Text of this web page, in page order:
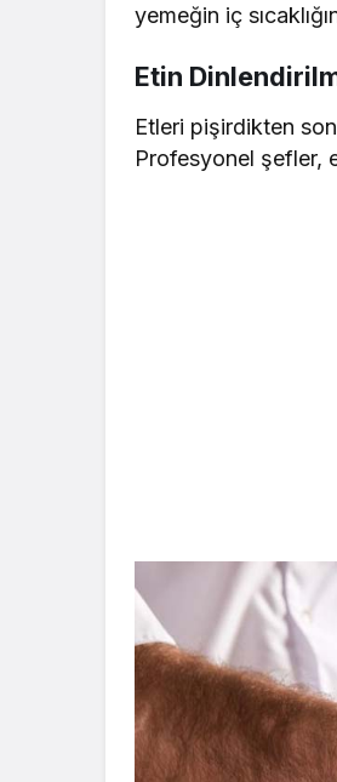
yemeğin iç
Etin
Etleri pişirdikten
Profesyonel şefler,